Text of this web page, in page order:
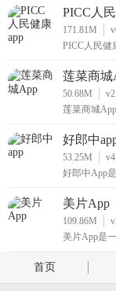
PICC人
171.81M
PICC人民健
莲菜商城
50.68M
莲菜商城
好郎中
53.25M
好郎中App
美片App
109.86M
美片App是
首页